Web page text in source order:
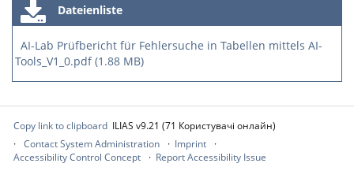
Dateienliste
AI-Lab Prüfbericht für Fehlersuche in Tabellen mittels AI-
Tools_V1_0.pdf (1.88 MB)
Copy link to clipboard ILIAS v9.21 (71 Користувачі онлайн)
Contact System Administration
Imprint
Accessibility Control Concept
Report Accessibility Issue